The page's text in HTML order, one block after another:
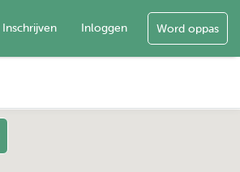
Inschrijven Inloggen Word oppas